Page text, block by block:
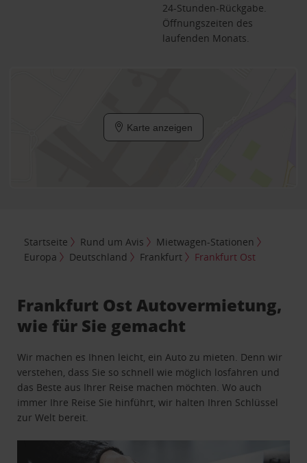
24-Stunden-Rückgabe.
Öffnungszeiten des
laufenden Monats.
Karte anzeigen
Startseite Rund um Avis
Mietwagen-Stationen
Europa
Deutschland Frankfurt Frankfurt Ost
Frankfurt Ost Autovermietung,
wie für Sie gemacht
Wir machen es Ihnen leicht, ein Auto zu mieten. Denn wir
verstehen, dass Sie so schnell wie möglich losfahren und
das Beste aus Ihrer Reise machen möchten. Wo auch
immer Ihre Reise Sie hinführt, wir halten Ihren Schlüssel
zur Welt bereit.